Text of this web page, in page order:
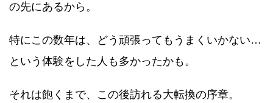
の先にあるから。
特にこの数年は、どう頑張ってもうまくいかない…
という体験をした人も多かったかも。
それは飽くまで、この後訪れる大転換の序章。